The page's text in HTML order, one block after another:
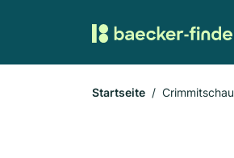
Startseite Crimmitschau